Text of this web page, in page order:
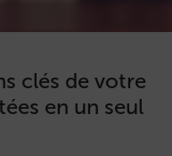
clés de votre
en un seul